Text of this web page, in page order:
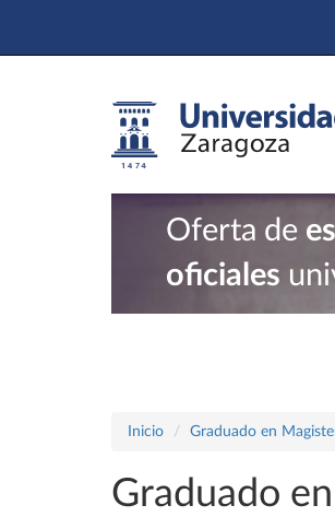
Oferta de
oficiales
Inicio Graduado en
Graduado